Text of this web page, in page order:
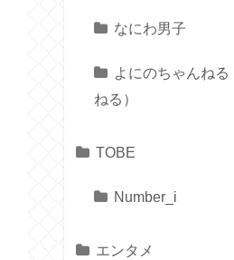
なにわ男子
よにのちゃんねる
ねる）
TOBE
Number_i
エンタメ